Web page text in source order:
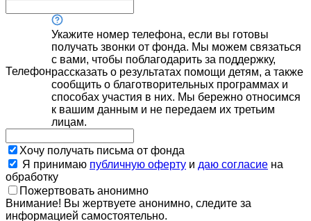
Телефон
Укажите номер телефона, если вы готовы
получать звонки от фонда. Мы можем связаться
с вами, чтобы поблагодарить за поддержку,
рассказать о результатах помощи детям, а также
сообщить о благотворительных программах и
способах участия в них. Мы бережно относимся
к вашим данным и не передаем их третьим
лицам.
Хочу получать письма от фонда
Я принимаю публичную оферту и даю согласие на
обработку
Пожертвовать анонимно
Внимание! Вы жертвуете анонимно, следите за
информацией самостоятельно.